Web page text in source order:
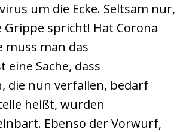
um die Ecke. Seltsam nur,
spricht! Hat Corona
muss man das
Sache, dass
die nun verfallen, bedarf
heißt, wurden
Ebenso der Vorwurf,